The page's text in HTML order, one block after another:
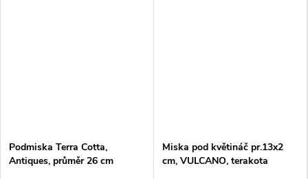
Podmiska Terra Cotta,
Antiques, průměr 26 cm
Miska pod květináč pr.13x2
cm, VULCANO, terakota